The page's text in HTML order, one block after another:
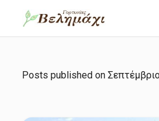
Posts published on